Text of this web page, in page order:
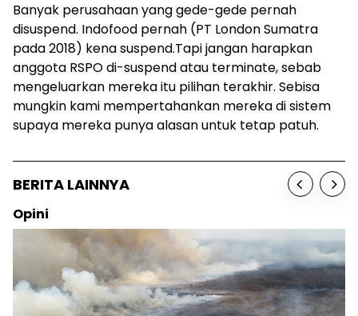
Banyak perusahaan yang gede-gede pernah
disuspend. Indofood pernah (PT London Sumatra
pada 2018) kenasuspend.Tapi jangan harapkan
anggota RSPO di-suspendatau terminate,sebab
mengeluarkan mereka itu pilihan terakhir. Sebisa
mungkin kami mempertahankan mereka di sistem
supaya mereka punya alasan untuk tetap patuh.
BERITA LAINNYA
Opini